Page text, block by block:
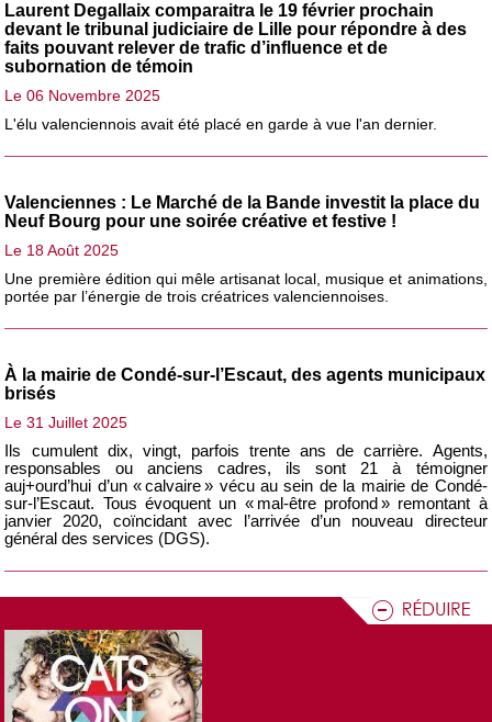
Laurent Degallaix comparaitra le 19 février prochain
devant le tribunal judiciaire de Lille pour répondre à des
faits pouvant relever de trafic d’influence et de
subornation de témoin
Le 06 Novembre 2025
L'élu valenciennois avait été placé en garde à vue l'an dernier.
Valenciennes : Le Marché de la Bande investit la place du
Neuf Bourg pour une soirée créative et festive !
Le 18 Août 2025
Une première édition qui mêle artisanat local, musique et animations,
portée par l’énergie de trois créatrices valenciennoises.
À la mairie de Condé-sur-l’Escaut, des agents municipaux
brisés
Le 31 Juillet 2025
Ils cumulent dix, vingt, parfois trente ans de carrière. Agents,
responsables ou anciens cadres, ils sont 21 à témoigner
auj+ourd’hui d’un « calvaire » vécu au sein de la mairie de Condé-
sur-l’Escaut. Tous évoquent un « mal-être profond » remontant à
janvier 2020, coïncidant avec l’arrivée d’un nouveau directeur
général des services (DGS).
Le Valenciennois a vibré aux coups de pédales du Tour
de France pour la troisième étape
Le 07 Juillet 2025
Valenciennes a été sous les projecteurs ce lundi 7 juillet 2025, à
l’occasion du départ de la troisième étape du Tour de France. Entre